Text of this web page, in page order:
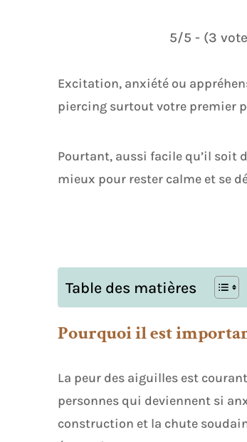
5/5 - (3
Excitation, anxiété ou
piercing surtout votre premier
Pourtant, aussi facile qu’il soit
mieux pour rester calme et se
Table des matières
Pourquoi il est
La peur des aiguilles est
personnes qui deviennent si
construction et la chute